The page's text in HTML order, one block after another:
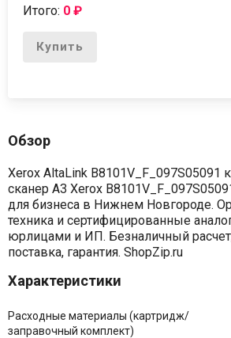
Итого: 0₽
Купить
Обзор
Xerox AltaLink B8101V_F_097S05091
сканер А3 Xerox
для бизнеса в Нижнем Новгороде.
техника и сертифицированные
юрлицами и ИП. Безналичный
поставка, гарантия. ShopZip.ru
Характеристики
Расходные материалы (картридж/
заправочный комплект)